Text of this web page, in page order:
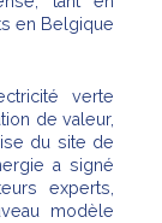
en Belgique
verte
de valeur,
du site de
a signé
experts,
modèle